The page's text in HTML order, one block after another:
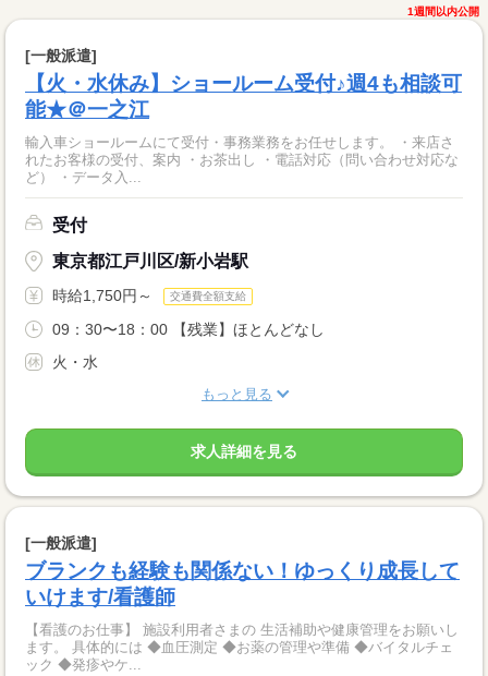
1週間以内公開
[一般派遣]
【火・水休み】ショールーム受付♪週4も相談可
能★＠一之江
輸入車ショールームにて受付・事務業務をお任せします。 ・来店さ
れたお客様の受付、案内 ・お茶出し ・電話対応（問い合わせ対応な
ど） ・データ入...
受付
東京都江戸川区/新小岩駅
時給1,750円～ 交通費全額支給
09：30〜18：00 【残業】ほとんどなし
火・水
もっと見る
求人詳細を見る
[一般派遣]
ブランクも経験も関係ない！ゆっくり成長して
いけます/看護師
【看護のお仕事】 施設利用者さまの 生活補助や健康管理をお願いし
ます。 具体的には ◆血圧測定 ◆お薬の管理や準備 ◆バイタルチェ
ック ◆発疹やケ...